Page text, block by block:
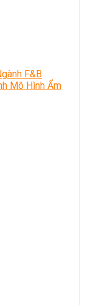
F&B
Mô Hình Ẩm